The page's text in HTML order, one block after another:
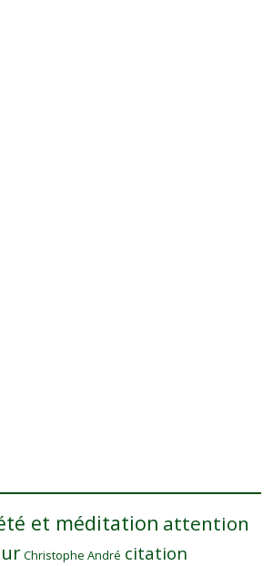
et méditation attention
Christophe André citation